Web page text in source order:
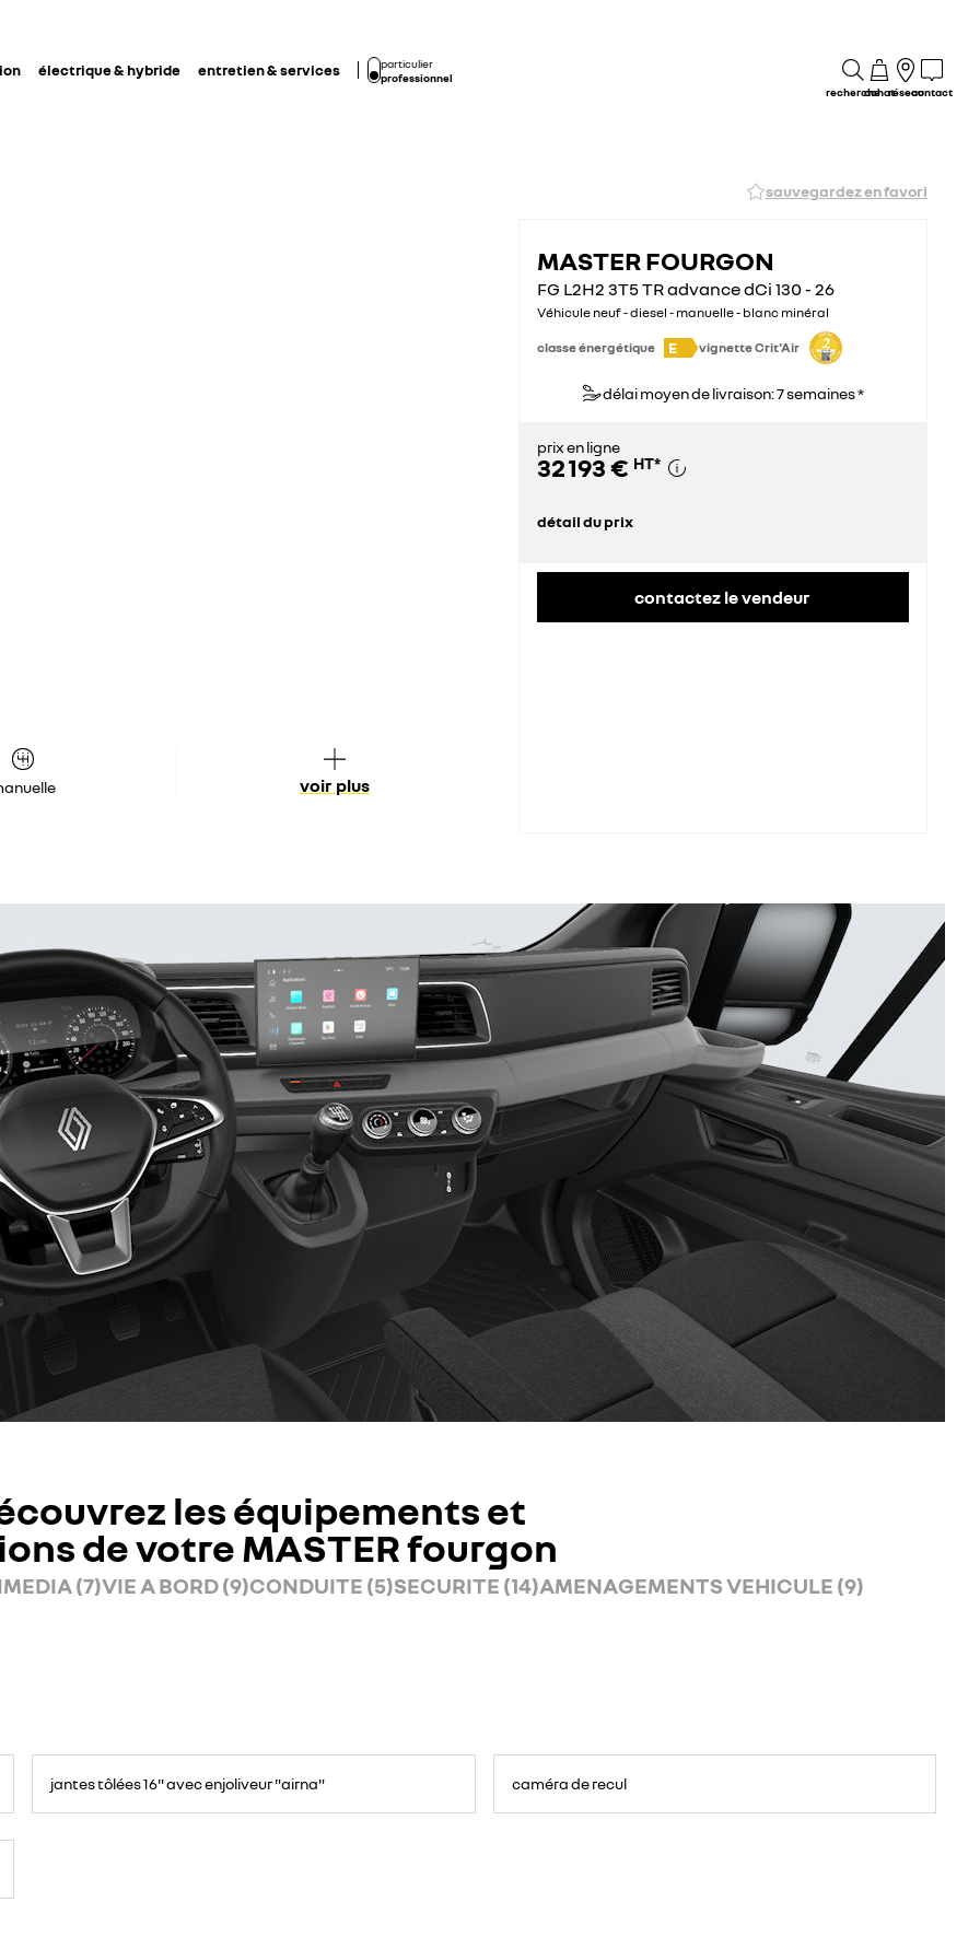
électrique & hybride entretien & services
particulier
professionnel
rechercheachatréseaucontact
sauvegardez en favori
voir plus
MASTER FOURGON
FG L2H2 3T5 TR advance dCi 130 - 26
Véhicule neuf - diesel - manuelle - blanc minéral
classe énergétique E vignette Crit'Air
délai moyen de livraison: 7 semaines *
prix en ligne
32 193 € HT*
détail du prix
contactez le vendeur
les équipements et
de votre MASTER fourgon
(7)VIE A BORD (9)CONDUITE (5)SECURITE (14)AMENAGEMENTS VEHICULE (9)
jantes tôlées 16" avec enjoliveur "airna" caméra de recul